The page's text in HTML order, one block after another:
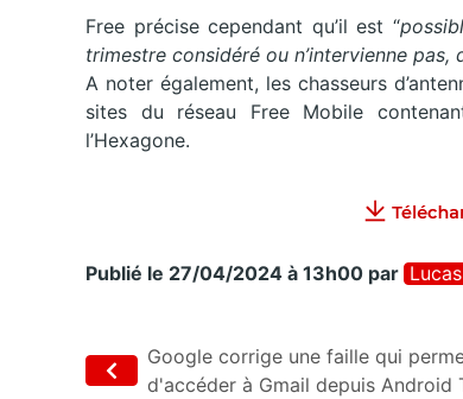
Free précise cependant qu’il est “
trimestre considéré ou n’intervienne
A noter également, les chasseurs
sites du réseau Free Mobile
l’Hexagone.
Publié le 27/04/2024 à 13h00 par
Google corrige une faille qui
d'accéder à Gmail depuis Android